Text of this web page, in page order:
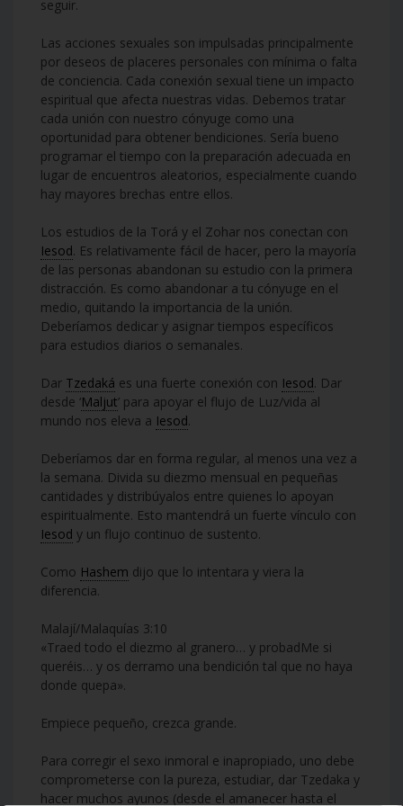
seguir.
Las acciones sexuales son impulsadas principalmente
por deseos de placeres personales con mínima o falta
de conciencia. Cada conexión sexual tiene un impacto
espiritual que afecta nuestras vidas. Debemos tratar
cada unión con nuestro cónyuge como una
oportunidad para obtener bendiciones. Sería bueno
programar el tiempo con la preparación adecuada en
lugar de encuentros aleatorios, especialmente cuando
hay mayores brechas entre ellos.
Los estudios de la Torá y el Zohar nos conectan con
Iesod. Es relativamente fácil de hacer, pero la mayoría
de las personas abandonan su estudio con la primera
distracción. Es como abandonar a tu cónyuge en el
medio, quitando la importancia de la unión.
Deberíamos dedicar y asignar tiempos específicos
para estudios diarios o semanales.
Dar Tzedaká es una fuerte conexión con Iesod. Dar
desde ‘Maljut’ para apoyar el flujo de Luz/vida al
mundo nos eleva a Iesod.
Deberíamos dar en forma regular, al menos una vez a
la semana. Divida su diezmo mensual en pequeñas
cantidades y distribúyalos entre quienes lo apoyan
espiritualmente. Esto mantendrá un fuerte vínculo con
Iesod y un flujo continuo de sustento.
Como Hashem dijo que lo intentara y viera la
diferencia.
Malají/Malaquías 3:10
«Traed todo el diezmo al granero… y probadMe si
queréis… y os derramo una bendición tal que no haya
donde quepa».
Empiece pequeño, crezca grande.
Para corregir el sexo inmoral e inapropiado, uno debe
comprometerse con la pureza, estudiar, dar Tzedaka y
hacer muchos ayunos (desde el amanecer hasta el